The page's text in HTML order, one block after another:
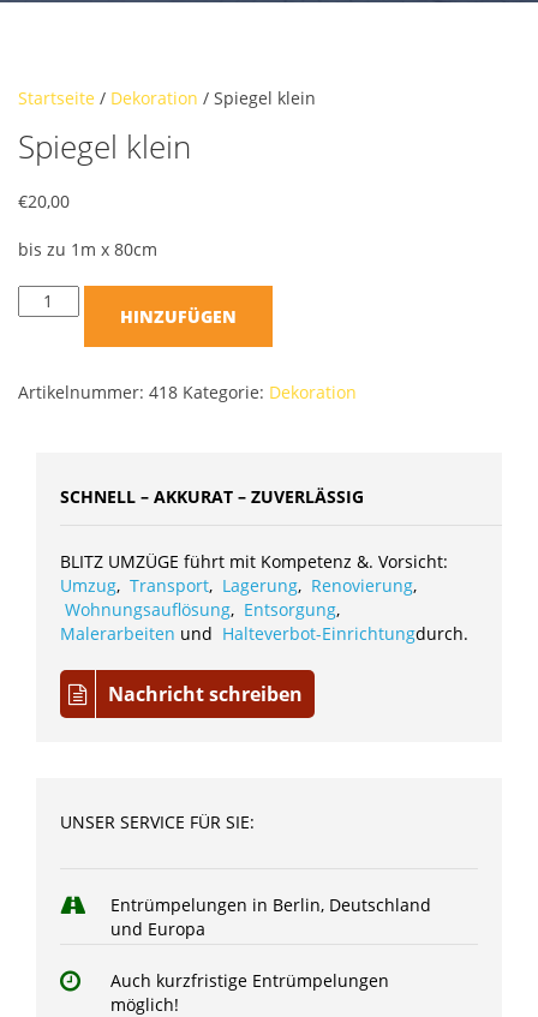
Startseite / Dekoration / Spiegel klein
Spiegel klein
€20,00
bis zu 1m x 80cm
HINZUFÜGEN
Artikelnummer: 418 Kategorie: Dekoration
SCHNELL – AKKURAT – ZUVERLÄSSIG
BLITZ UMZÜGE führt mit Kompetenz &. Vorsicht:
Umzug, Transport, Lagerung, Renovierung,
Wohnungsauflösung, Entsorgung,
Malerarbeiten und Halteverbot-Einrichtungdurch.
Nachricht schreiben
UNSER SERVICE FÜR SIE:
Entrümpelungen in Berlin, Deutschland
und Europa
Auch kurzfristige Entrümpelungen
möglich!